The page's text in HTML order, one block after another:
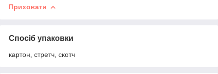
Приховати
Спосіб упаковки
картон, стретч, скотч